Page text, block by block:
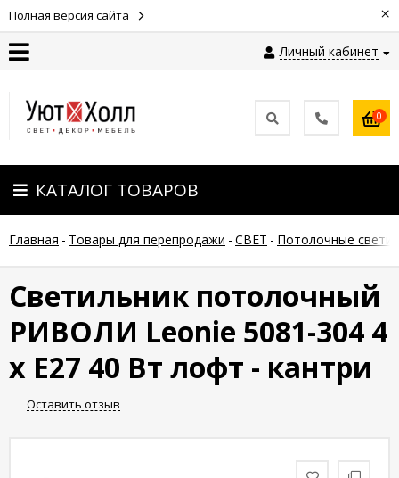
Полная версия сайта ×
Личный кабинет
Оплата
Доставка
Гарантия
возврат
Новости
статьи
0
КАТАЛОГ ТОВАРОВ
Главная - Товары для перепродажи - СВЕТ - Потолочные
Светильник потолочный
РИВОЛИ Leonie 5081-304 4
х Е27 40 Вт лофт - кантри
Оставить отзыв